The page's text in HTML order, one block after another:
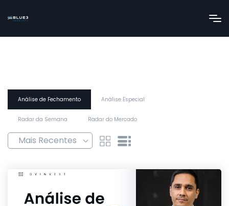
Análise de Fechamento Análise Especial
Radar da Semana Radar do Mercado